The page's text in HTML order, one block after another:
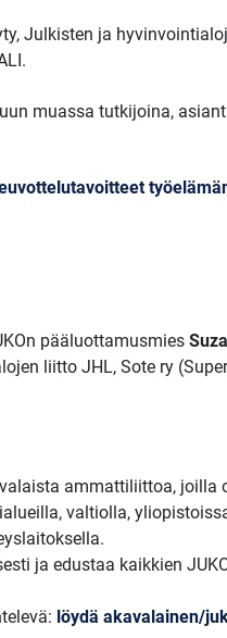
Julkisten ja
muassa tutkijoina,
pääluottamusmies
liitto JHL, Sote ry
ammattiliittoa, joilla
valtiolla,
ja edustaa kaikkien
löydä akavalainen/